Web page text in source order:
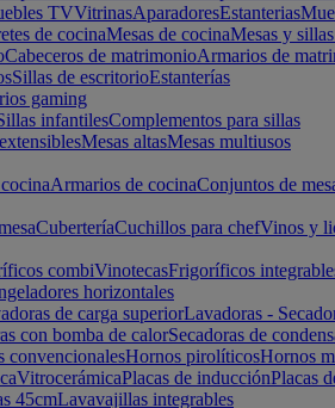
TVVitrinasAparadoresEstanterias
de cocinaMesas de cocinaMesas y
Cabeceros de matrimonioArmarios de
Sillas de escritorioEstanterías
gaming
infantilesComplementos para sillas
Mesas altasMesas multiusos
Armarios de cocinaConjuntos de
CuberteríaCuchillos para chefVinos y
combiVinotecasFrigoríficos
horizontales
de carga superiorLavadoras -
con bomba de calorSecadoras de
convencionalesHornos pirolíticosHornos
VitrocerámicaPlacas de inducciónPlacas
45cmLavavajillas integrables